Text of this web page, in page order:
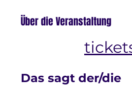
Über die Veranstaltung
Das sagt der/die